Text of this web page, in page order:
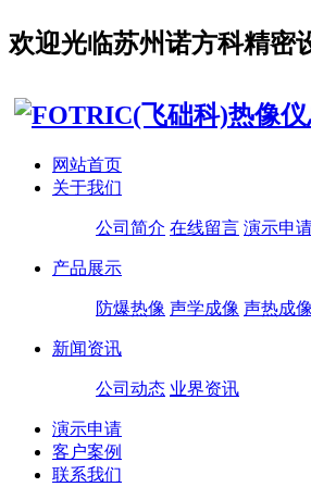
欢迎光临苏州诺方科精密
网站首页
关于我们
公司简介 在线留言 演示申
产品展示
防爆热像 声学成像 声热成
新闻资讯
公司动态 业界资讯
演示申请
客户案例
联系我们